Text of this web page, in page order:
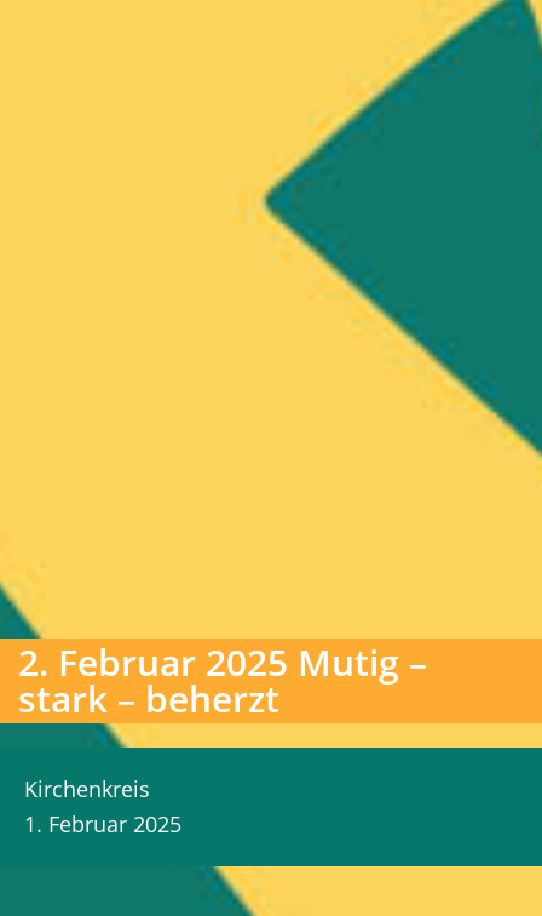
2. Februar 2025 Mutig –
stark – beherzt
Kirchenkreis
1. Februar 2025